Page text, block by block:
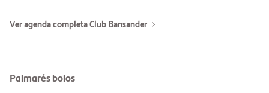
Ver agenda completa Club Bansander
Palmarés bolos